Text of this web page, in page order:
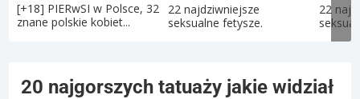
[+18] PIERwSI w Polsce, 32
znane polskie kobiet...
22 najdziwniejsze
seksualne fetysze.
22
20 najgorszych tatuaży jakie widział